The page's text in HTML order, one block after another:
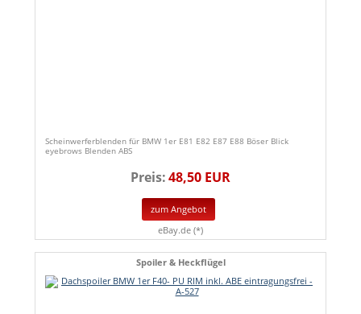
Scheinwerferblenden für BMW 1er E81 E82 E87 E88 Böser Blick
eyebrows Blenden ABS
Preis:48,50 EUR
zum Angebot
eBay.de (*)
Spoiler & Heckflügel